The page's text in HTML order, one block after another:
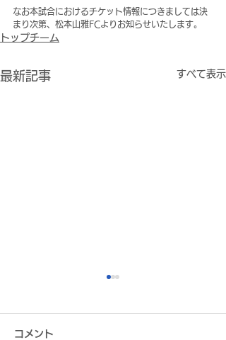
なお本試合におけるチケット情報につきましては決
まり次第、松本山雅FCよりお知らせいたします。
トップチーム
最新記事 すべて表示
コメント